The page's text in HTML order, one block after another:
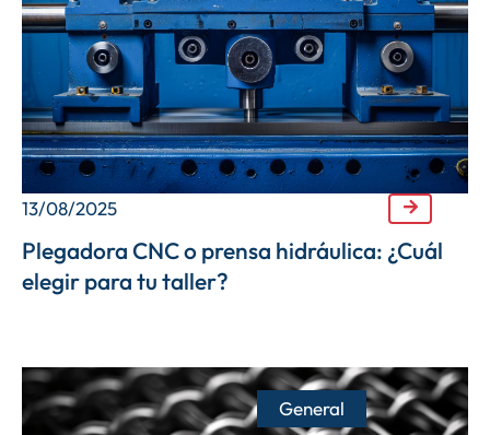
13/08/2025
Plegadora CNC o prensa hidráulica: ¿Cuál
elegir para tu taller?
General